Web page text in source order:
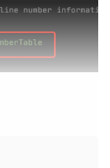
个要是不放开
information